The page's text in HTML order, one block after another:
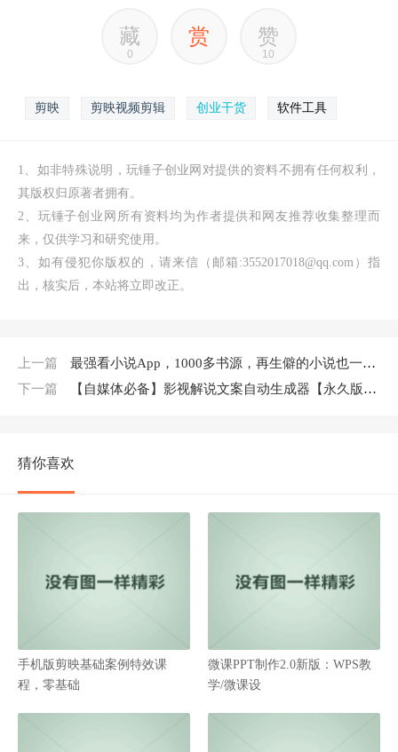
藏
0
赏 赞
10
剪映 剪映视频剪辑 创业干货 软件工具
1、如非特殊说明，玩锤子创业网对提供的资料不拥有任何权利，
其版权归原著者拥有。
2、玩锤子创业网所有资料均为作者提供和网友推荐收集整理而
来，仅供学习和研究使用。
3、如有侵犯你版权的，请来信（邮箱:3552017018@qq.com）指
出，核实后，本站将立即改正。
上一篇
最强看小说App，1000多书源，再生僻的小说也一网打尽无广告完全免费
下一篇
【自媒体必备】影视解说文案自动生成器【永久版脚本+详细教程】
猜你喜欢
手机版剪映基础案例特效课
程，零基础
微课PPT制作2.0新版：WPS教
学/微课设